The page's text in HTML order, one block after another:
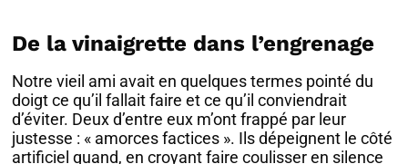
De la vinaigrette dans l’engrenage
Notre vieil ami avait en quelques termes pointé du
doigt ce qu’il fallait faire et ce qu’il conviendrait
d’éviter. Deux d’entre eux m’ont frappé par leur
justesse : « amorces factices ». Ils dépeignent le côté
artificiel quand, en croyant faire coulisser en silence